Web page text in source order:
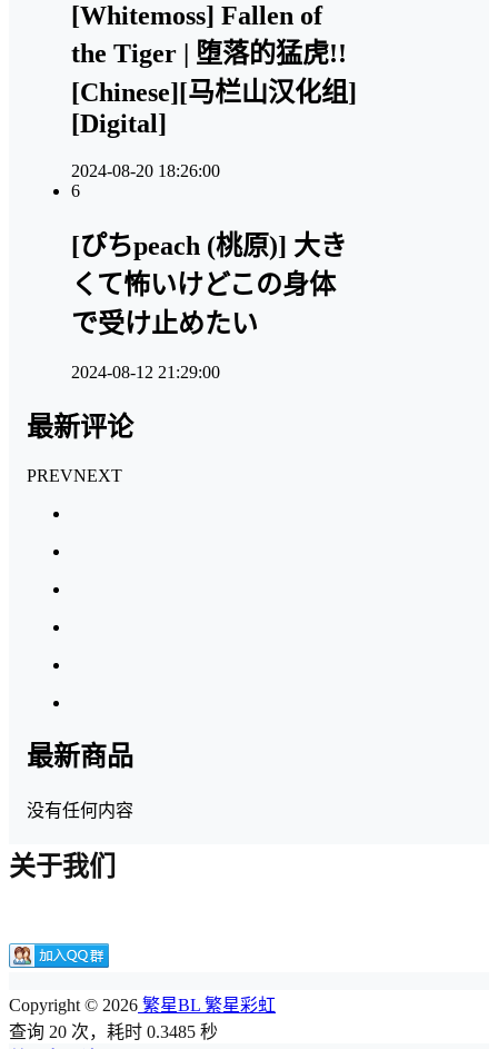
[Whitemoss] Fallen of
the Tiger | 堕落的猛虎!!
[Chinese][马栏山汉化组]
[Digital]
2024-08-20 18:26:00
6
[ぴちpeach (桃原)] 大き
くて怖いけどこの身体
で受け止めたい
2024-08-12 21:29:00
最新评论
PREVNEXT
最新商品
没有任何内容
关于我们
Copyright © 2026 繁星BL 繁星彩虹
查询 20 次，耗时 0.3485 秒